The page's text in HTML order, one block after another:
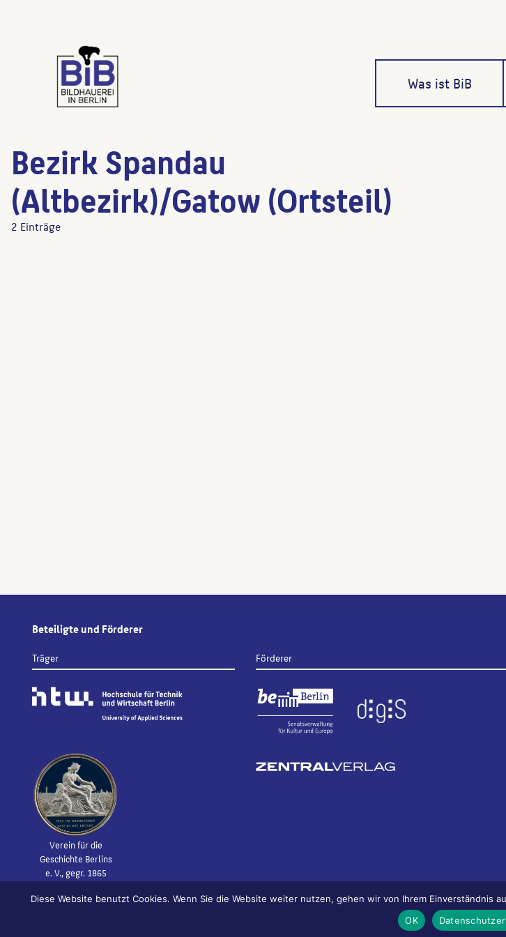
Was ist BiB
Bezirk Spandau
(Altbezirk)/Gatow (Ortsteil)
2 Einträge
Beteiligte und Förderer
Träger
Verein für die
Geschichte Berlins
e. V., gegr. 1865
Förderer
Diese Website benutzt Cookies. Wenn Sie die Website weiter nutzen, gehen wir von Ihrem Einverständnis
OK